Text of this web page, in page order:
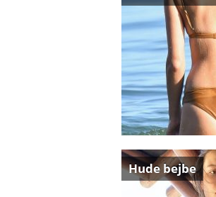
Hude bejbe